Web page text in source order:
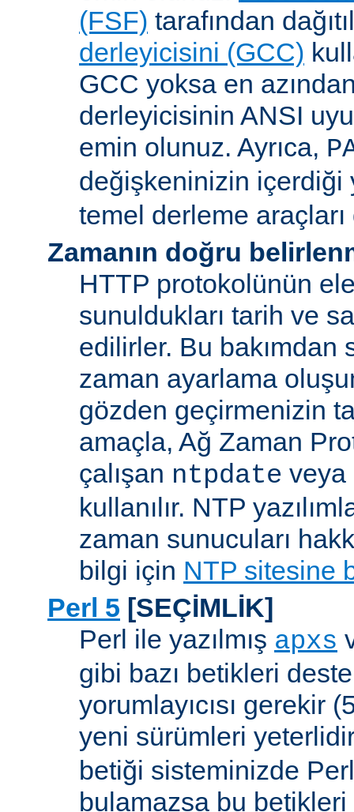
(FSF) tarafından
derleyicisini (GCC)
GCC yoksa en azından
derleyicisinin ANSI
emin olunuz. Ayrıca,
değişkeninizin
temel derleme araçları
Zamanın doğru
HTTP protokolünün
sunuldukları tarih ve
edilirler. Bu bakımdan
zaman ayarlama
gözden geçirmenizin
amaçla, Ağ Zaman
çalışan ntpdate veya
kullanılır. NTP
zaman sunucuları
bilgi için NTP sitesine
Perl 5 [SEÇİMLİK]
Perl ile yazılmış apxs
gibi bazı betikleri
yorumlayıcısı gerekir
yeni sürümleri
betiği sisteminizde Perl
bulamazsa bu betikleri